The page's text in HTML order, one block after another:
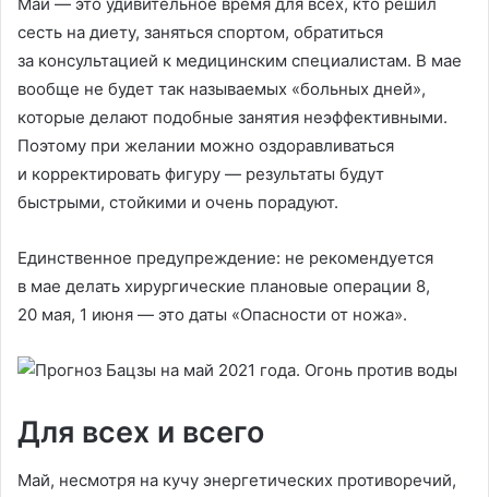
сесть на диету, заняться спортом, обратиться
за консультацией к медицинским специалистам. В мае
вообще не будет так называемых «больных дней»,
которые делают подобные занятия неэффективными.
Поэтому при желании можно оздоравливаться
и корректировать фигуру — результаты будут
быстрыми, стойкими и очень порадуют.
Единственное предупреждение: не рекомендуется
в мае делать хирургические плановые операции 8,
20 мая, 1 июня — это даты «Опасности от ножа».
Для всех и всего
Май, несмотря на кучу энергетических противоречий,